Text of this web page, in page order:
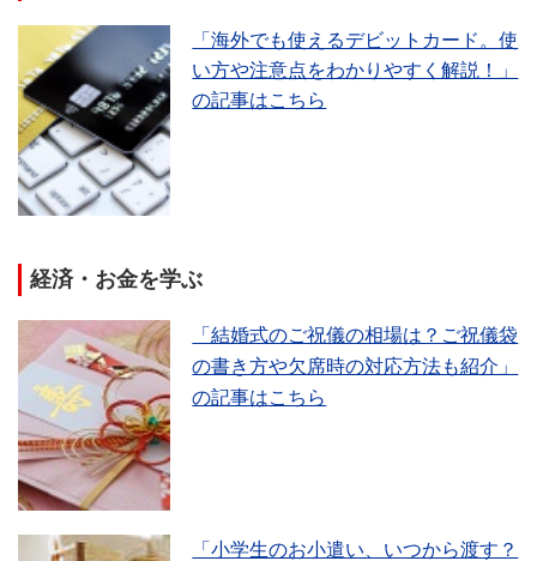
「海外でも使えるデビットカード。使
い方や注意点をわかりやすく解説！」
の記事はこちら
経済・お金を学ぶ
「結婚式のご祝儀の相場は？ご祝儀袋
の書き方や欠席時の対応方法も紹介」
の記事はこちら
「小学生のお小遣い、いつから渡す？